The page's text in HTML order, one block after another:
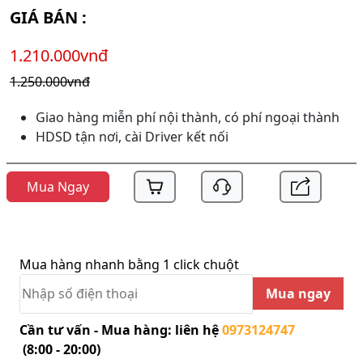
GIÁ BÁN :
1.210.000vnđ
1.250.000vnđ
Giao hàng miễn phí nội thành, có phí ngoại thành
HDSD tận nơi, cài Driver kết nối
Mua Ngay
Mua hàng nhanh bằng 1 click chuột
Mua ngay
Cần tư vấn - Mua hàng: liên hệ0973124747
(8:00 - 20:00)